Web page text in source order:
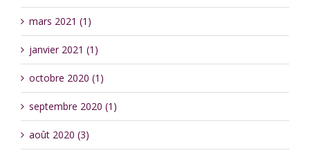
mars 2021 (1)
janvier 2021 (1)
octobre 2020 (1)
septembre 2020 (1)
août 2020 (3)